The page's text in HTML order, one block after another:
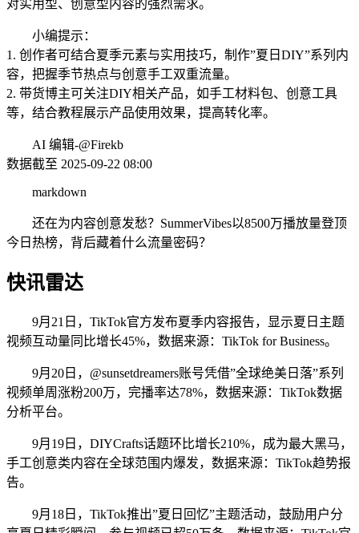
对实用型、创意型内容的强烈需求。
小编提示：
1. 创作者可结合夏季元素与实用技巧，制作”夏日DIY”系列内
容，把握季节热点与创意手工双重流量。
2. 带货博主可关注DIY相关产品，如手工材料包、创意工具
等，结合教程展示产品使用效果，提高转化率。
AI 编辑-@Firekb
数据截至 2025-09-22 08:00
markdown
还在为内容创意发愁？SummerVibes以8500万播放量登顶
今日热榜，背后藏着什么流量密码？
快讯雷达
9月21日，TikTok官方发布夏季内容报告，显示夏日主题
视频互动量同比增长45%，数据来源：TikTok for Business。
9月20日，@sunsetdreamers账号凭借”全球绝美日落”系列
视频单周涨粉200万，完播率达78%，数据来源：TikTok数据
分析平台。
9月19日，DIYCrafts话题环比增长210%，成为最大黑马，
手工创意类内容在全球范围内爆发，数据来源：TikTok趋势报
告。
9月18日，TikTok推出”夏日回忆”主题活动，鼓励用户分